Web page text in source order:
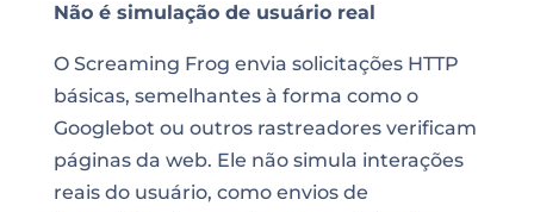
Não é simulação de usuário real
O Screaming Frog envia solicitações HTTP
básicas, semelhantes à forma como o
Googlebot ou outros rastreadores verificam
páginas da web. Ele não simula interações
reais do usuário, como envios de